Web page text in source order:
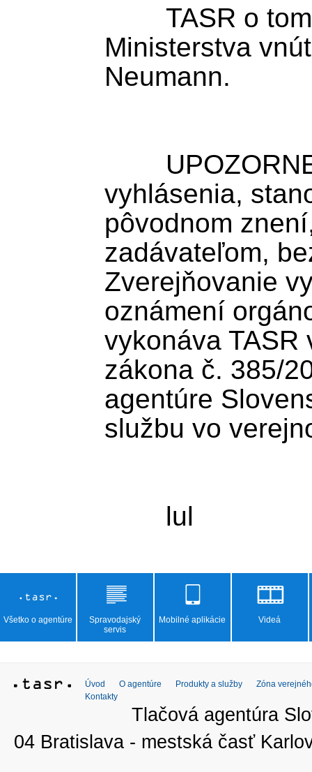
Ministerstva
Neumann.
vyhlásenia,
pôvodnom
zadávateľom,
Zverejňovanie
oznámení
vykonáva TASR
zákona č. 385/
agentúre
službu vo
Všetko o agentúre
Spravodajský
servis
Mobilné aplikácie Videá
Úvod O agentúre Produkty a služby
Zóna
Kontakty
Tlačová agentúra
04 Bratislava - mestská časť